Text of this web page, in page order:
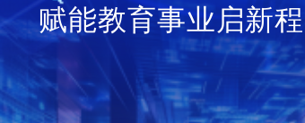
赋能教育事业启新程